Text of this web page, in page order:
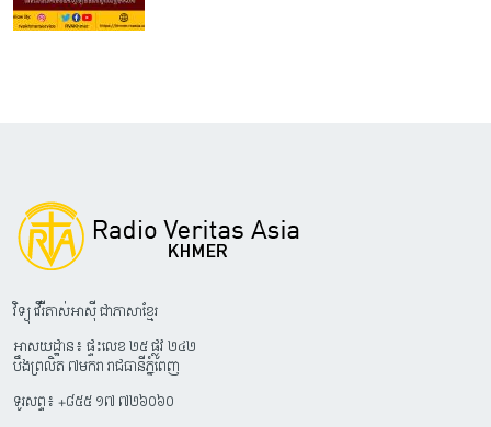
វិទ្យុ វើរីតាស់អាស៊ី ជាភាសាខ្មែរ
អាសយដ្ឋាន៖ ផ្ទះលេខ ២៥ ផ្លូវ ២៤២
បឹងព្រលិត ៧មករា រាជធានីភ្នំពេញ
ទូរសព្ទ៖ +៨៥៥ ១៧ ៧២៦០៦០